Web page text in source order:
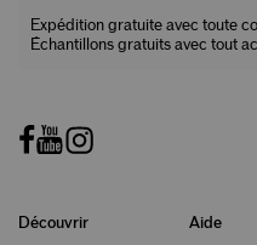
Expédition gratuite avec toute
Échantillons gratuits avec tout
Découvrir Aide